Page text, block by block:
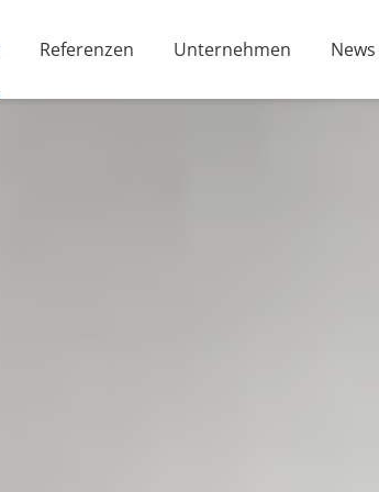
Referenzen Unternehmen News